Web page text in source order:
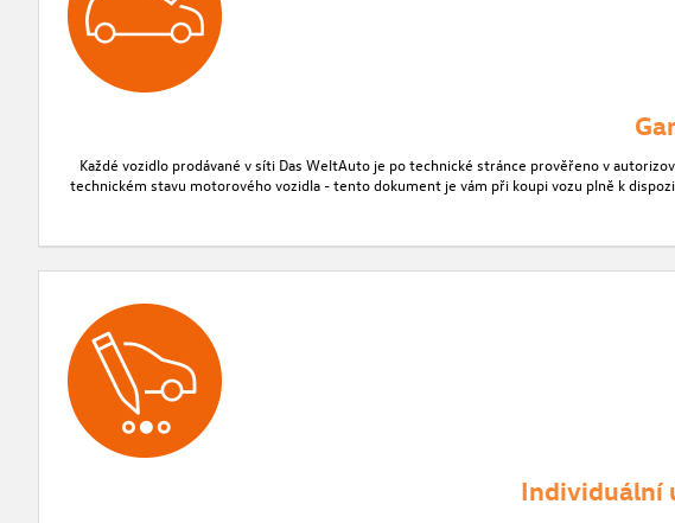
Každé vozidlo prodávané v síti Das WeltAuto je po technické stránce prověřeno v
technickém stavu motorového vozidla - tento dokument je vám při koupi vozu plně k
Individuální